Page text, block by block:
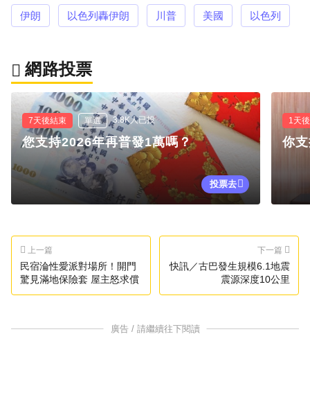
伊朗 以色列轟伊朗 川普 美國 以色列
網路投票
7天後結束 單選 3.8K人已投
您支持2026年再普發1萬嗎？
投票去
1天
你
上一篇
民宿淪性愛派對場所！開門
驚見滿地保險套 屋主怒求償
下一篇
快訊／古巴發生規模6.1地震
震源深度10公里
廣告 / 請繼續往下閱讀